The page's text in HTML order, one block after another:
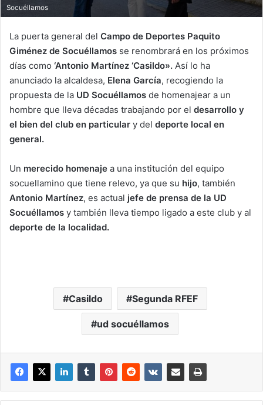
Socuéllamos
La puerta general del Campo de Deportes Paquito
Giménez de Socuéllamos se renombrará en los próximos
días como ‘Antonio Martínez ‘Casildo». Así lo ha
anunciado la alcaldesa, Elena García, recogiendo la
propuesta de la UD Socuéllamos de homenajear a un
hombre que lleva décadas trabajando por el desarrollo y
el bien del club en particular y del deporte local en
general.
Un merecido homenaje a una institución del equipo
socuellamino que tiene relevo, ya que su hijo, también
Antonio Martínez, es actual jefe de prensa de la UD
Socuéllamos y también lleva tiempo ligado a este club y al
deporte de la localidad.
Casildo Segunda RFEF
ud socuéllamos